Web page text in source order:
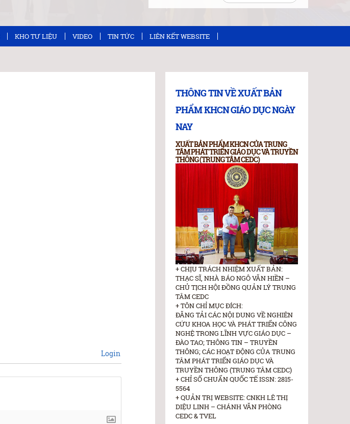
KHO TƯ LIỆU VIDEO TIN TỨC LIÊN KẾT WEBSITE
Login
THÔNG TIN VỀ XUẤT BẢN
PHẨM KHCN GIÁO DỤC NGÀY
NAY
XUẤT BẢN PHẨM KHCN CỦA TRUNG
TÂM PHÁT TRIỂN GIÁO DỤC VÀ TRUYỀN
THÔNG (TRUNG TÂM CEDC)
+ CHỊU TRÁCH NHIỆM XUẤT BẢN:
THẠC SĨ, NHÀ BÁO NGÔ VĂN HIỀN –
CHỦ TỊCH HỘI ĐỒNG QUẢN LÝ TRUNG
TÂM CEDC
+ TÔN CHỈ MỤC ĐÍCH:
ĐĂNG TẢI CÁC NỘI DUNG VỀ NGHIÊN
CỨU KHOA HỌC VÀ PHÁT TRIỂN CÔNG
NGHỆ TRONG LĨNH VỰC GIÁO DỤC –
ĐÀO TAO; THÔNG TIN – TRUYỀN
THÔNG; CÁC HOẠT ĐỘNG CỦA TRUNG
TÂM PHÁT TRIỂN GIÁO DỤC VÀ
TRUYỀN THÔNG (TRUNG TÂM CEDC)
+ CHỈ SỐ CHUẨN QUỐC TẾ ISSN: 2815-
5564
+ QUẢN TRỊ WEBSITE: CNKH LÊ THỊ
DIỆU LINH – CHÁNH VĂN PHÒNG
CEDC & TVEL